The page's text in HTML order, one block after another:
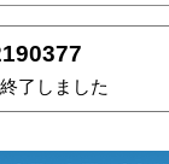
了しました